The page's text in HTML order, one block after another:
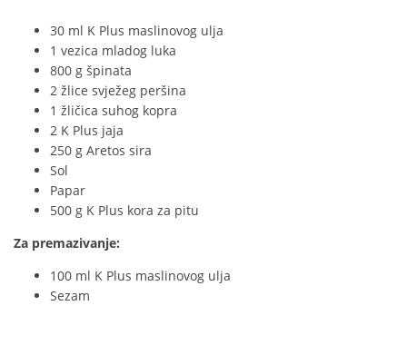
30 ml K Plus maslinovog ulja
1 vezica mladog luka
800 g špinata
2 žlice svježeg peršina
1 žličica suhog kopra
2 K Plus jaja
250 g Aretos sira
Sol
Papar
500 g K Plus kora za pitu
Za premazivanje:
100 ml K Plus maslinovog ulja
Sezam